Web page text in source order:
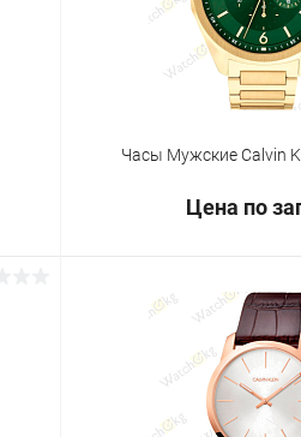
Часы Мужские Calvin
Цена по
Купить в 1 клик